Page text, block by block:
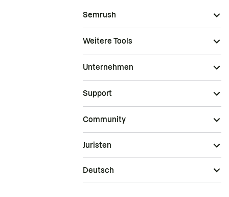
Semrush
Weitere Tools
Unternehmen
Support
Community
Juristen
Deutsch